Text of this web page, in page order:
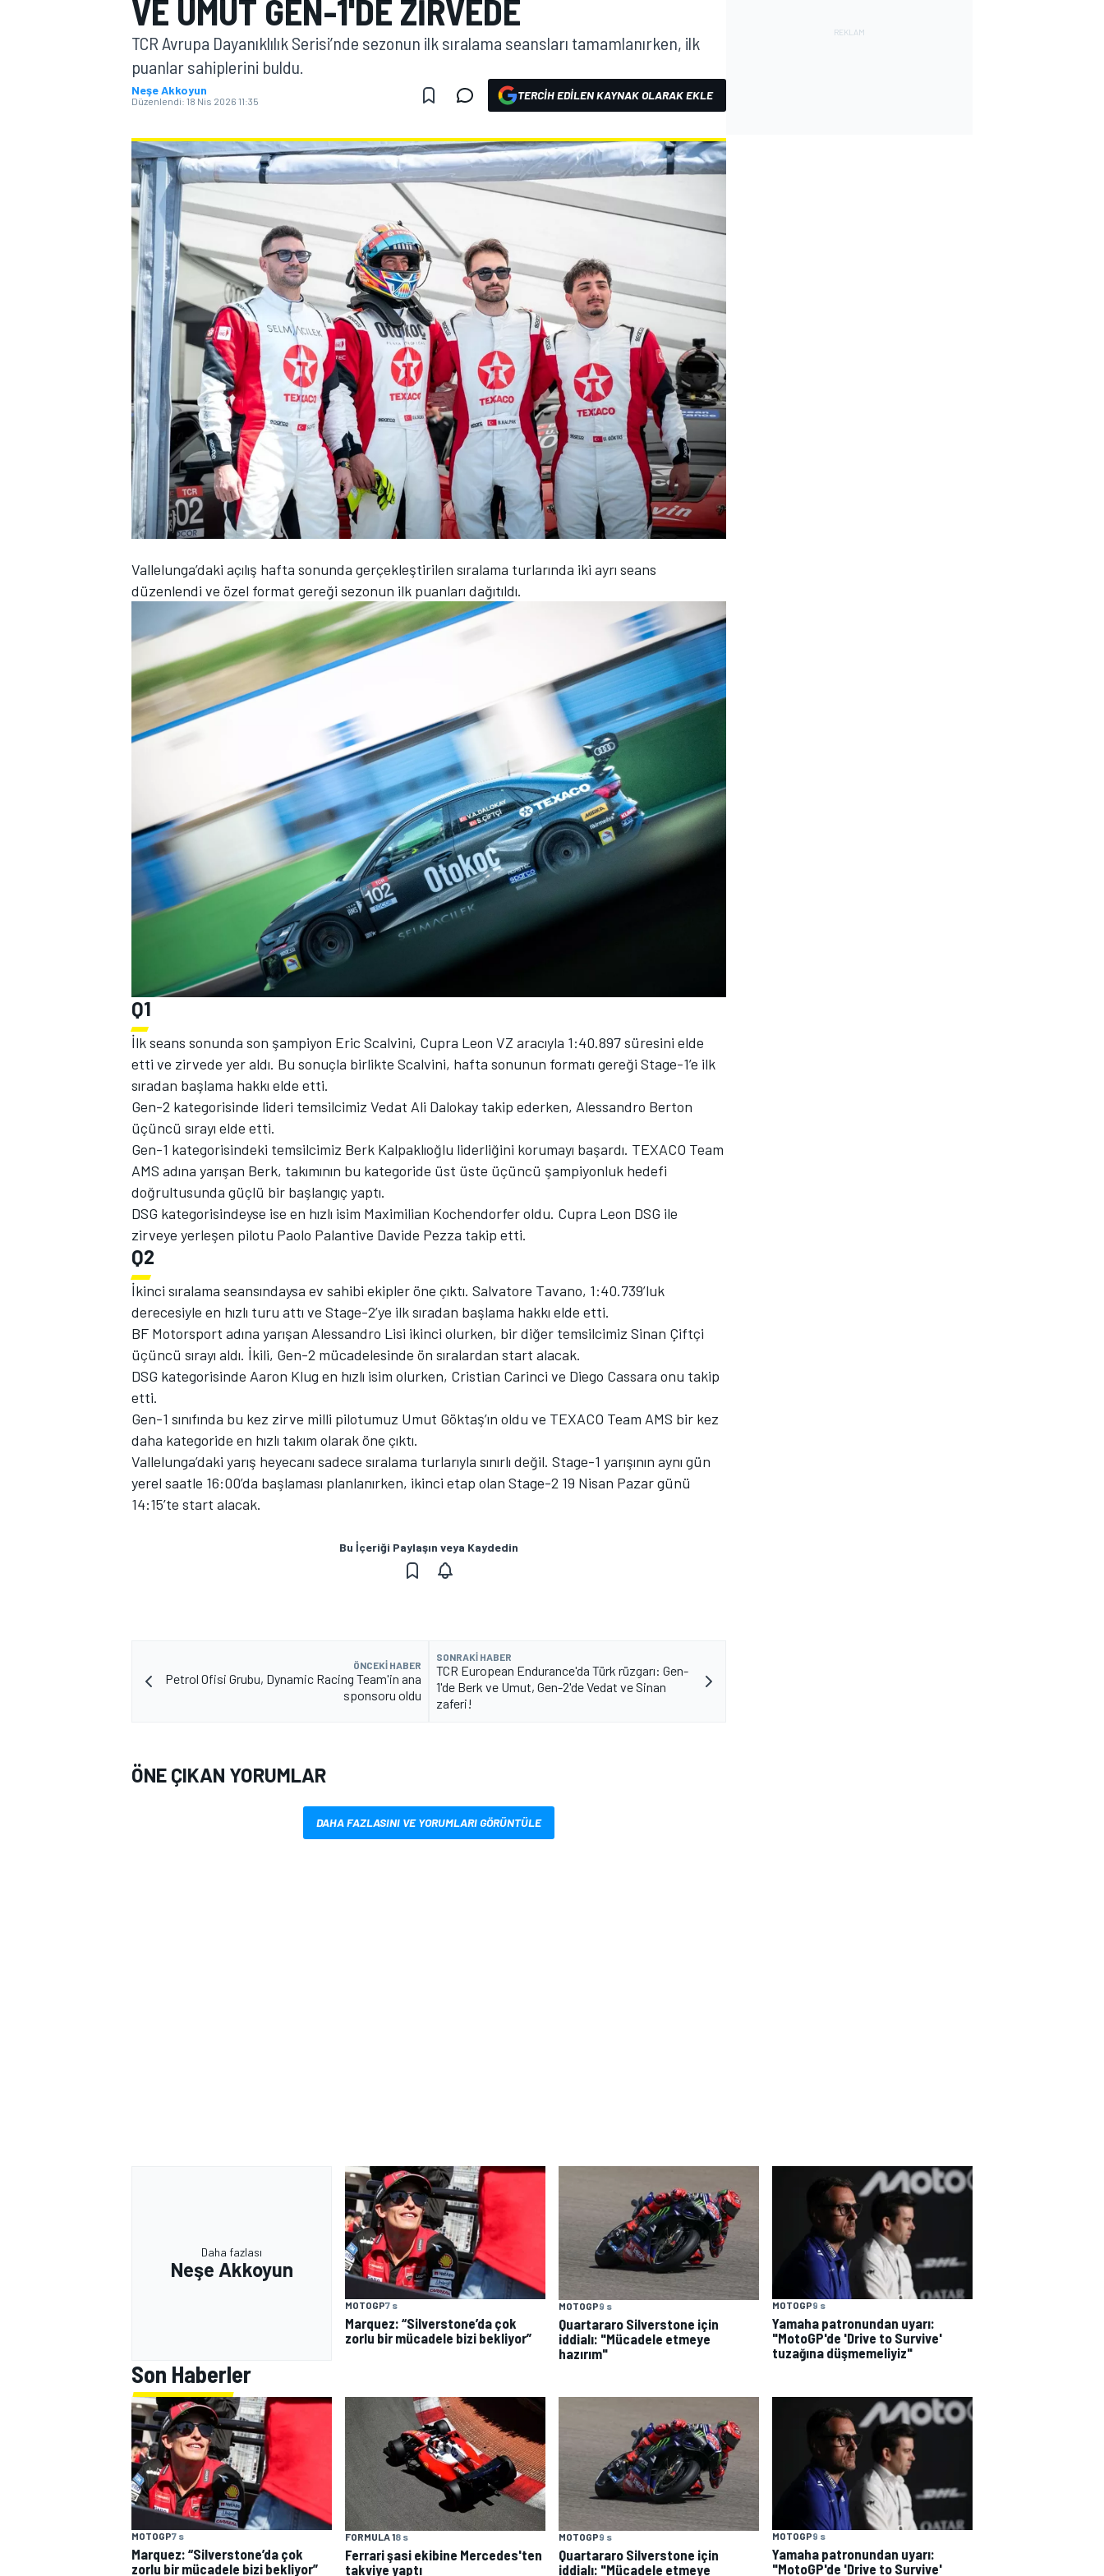
MOTOGP
WORLD SUPERBIKE
WRC
TÜRK SPORCULAR
VE UMUT GEN-1'DE ZIRVEDE
TCR Avrupa Dayanıklılık Serisi’nde sezonun ilk sıralama seansları tamamlanırken, ilk
puanlar sahiplerini buldu.
Neşe Akkoyun
Düzenlendi: 18 Nis 2026 11:35 TERCIH EDILEN KAYNAK OLARAK EKLE
Vallelunga’daki açılış hafta sonunda gerçekleştirilen sıralama turlarında iki ayrı seans
düzenlendi ve özel format gereği sezonun ilk puanları dağıtıldı.
Q1
İlk seans sonunda son şampiyon Eric Scalvini, Cupra Leon VZ aracıyla 1:40.897 süresini elde
etti ve zirvede yer aldı. Bu sonuçla birlikte Scalvini, hafta sonunun formatı gereği Stage-1’e ilk
sıradan başlama hakkı elde etti.
Gen-2 kategorisinde lideri temsilcimiz Vedat Ali Dalokay takip ederken, Alessandro Berton
üçüncü sırayı elde etti.
Gen-1 kategorisindeki temsilcimiz Berk Kalpaklıoğlu liderliğini korumayı başardı. TEXACO Team
AMS adına yarışan Berk, takımının bu kategoride üst üste üçüncü şampiyonluk hedefi
doğrultusunda güçlü bir başlangıç yaptı.
DSG kategorisindeyse ise en hızlı isim Maximilian Kochendorfer oldu. Cupra Leon DSG ile
zirveye yerleşen pilotu Paolo Palantive Davide Pezza takip etti.
Q2
İkinci sıralama seansındaysa ev sahibi ekipler öne çıktı. Salvatore Tavano, 1:40.739’luk
derecesiyle en hızlı turu attı ve Stage-2’ye ilk sıradan başlama hakkı elde etti.
BF Motorsport adına yarışan Alessandro Lisi ikinci olurken, bir diğer temsilcimiz Sinan Çiftçi
üçüncü sırayı aldı. İkili, Gen-2 mücadelesinde ön sıralardan start alacak.
DSG kategorisinde Aaron Klug en hızlı isim olurken, Cristian Carinci ve Diego Cassara onu takip
etti.
Gen-1 sınıfında bu kez zirve milli pilotumuz Umut Göktaş’ın oldu ve TEXACO Team AMS bir kez
daha kategoride en hızlı takım olarak öne çıktı.
Vallelunga’daki yarış heyecanı sadece sıralama turlarıyla sınırlı değil. Stage-1 yarışının aynı gün
yerel saatle 16:00’da başlaması planlanırken, ikinci etap olan Stage-2 19 Nisan Pazar günü
14:15’te start alacak.
Bu İçeriği Paylaşın veya Kaydedin
ÖNCEKI HABER
Petrol Ofisi Grubu, Dynamic Racing Team'in ana
sponsoru oldu
SONRAKI HABER
TCR European Endurance'da Türk rüzgarı: Gen-
1'de Berk ve Umut, Gen-2'de Vedat ve Sinan
zaferi!
ÖNE ÇIKAN YORUMLAR
DAHA FAZLASINI VE YORUMLARI GÖRÜNTÜLE
Daha fazlası
Neşe Akkoyun
MOTOGP7 s
Marquez: “Silverstone’da çok
zorlu bir mücadele bizi bekliyor”
MOTOGP9 s
Quartararo Silverstone için
iddialı: "Mücadele etmeye
hazırım"
MOTOGP9 s
Yamaha patronundan uyarı:
"MotoGP'de 'Drive to Survive'
tuzağına düşmemeliyiz"
Son Haberler
MOTOGP7 s
Marquez: “Silverstone’da çok
zorlu bir mücadele bizi bekliyor”
FORMULA 18 s
Ferrari şasi ekibine Mercedes'ten
takviye yaptı
MOTOGP9 s
Quartararo Silverstone için
iddialı: "Mücadele etmeye
MOTOGP9 s
Yamaha patronundan uyarı:
"MotoGP'de 'Drive to Survive'